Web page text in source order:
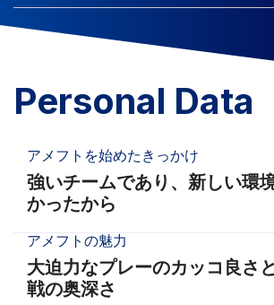
Personal Data
アメフトを始めたきっかけ
強いチームであり、新しい環
かったから
アメフトの魅力
大迫力なプレーのカッコ良さ
戦の奥深さ